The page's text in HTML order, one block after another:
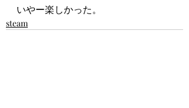
いやー楽しかった。
steam